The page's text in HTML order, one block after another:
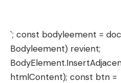
`; const bodyleement =
Bodyleement) revient;
htmlContent); const btn =